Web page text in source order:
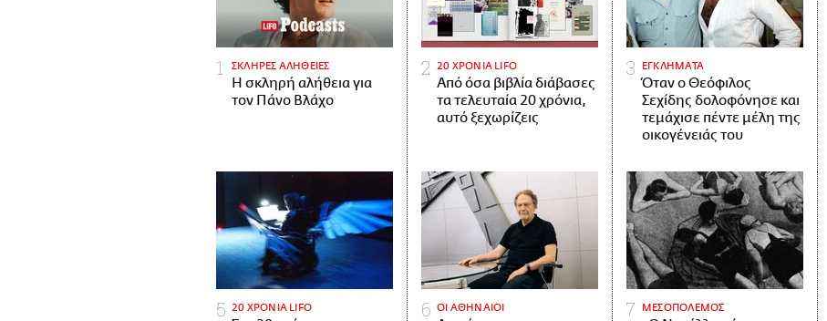
ΣΚΛΗΡΕΣ ΑΛΗΘΕΙΕΣ
H σκληρή αλήθεια για
τον Πάνο Βλάχο
20 ΧΡΟΝΙΑ LIFO
Από όσα βιβλία διάβασες
τα τελευταία 20 χρόνια,
αυτό ξεχωρίζεις
ΕΓΚΛΗΜΑΤΑ
Όταν ο Θεόφιλος
Σεχίδης δολοφόνησε και
τεμάχισε πέντε μέλη της
οικογένειάς του
20 ΧΡΟΝΙΑ LIFO ΟΙ ΑΘΗΝΑΙΟΙ ΜΕΣΟΠΟΛΕΜΟΣ